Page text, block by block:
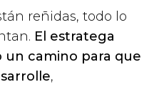
reñidas, todo lo
El estratega
un camino para que
,